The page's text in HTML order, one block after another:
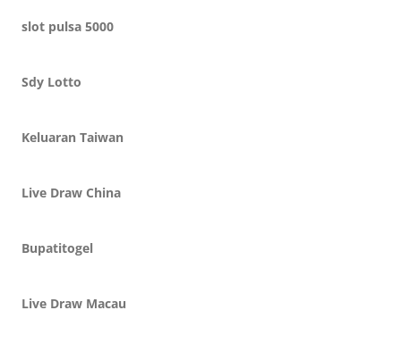
slot pulsa 5000
Sdy Lotto
Keluaran Taiwan
Live Draw China
Bupatitogel
Live Draw Macau